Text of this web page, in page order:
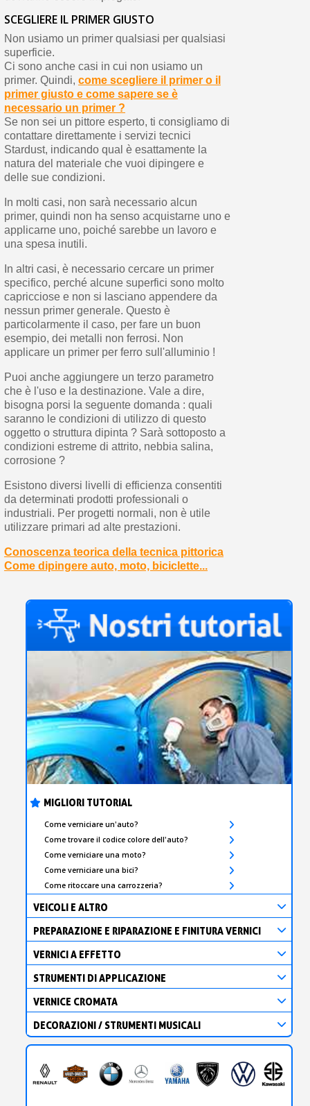
MIGLIORI TUTORIAL
Come verniciare un'auto?
Come trovare il codice colore dell'auto?
Come verniciare una moto?
Come verniciare una bici?
Come ritoccare una carrozzeria?
VEICOLI E ALTRO
PREPARAZIONE E RIPARAZIONE E FINITURA VERNICI
VERNICI A EFFETTO
STRUMENTI DI APPLICAZIONE
VERNICE CROMATA
DECORAZIONI / STRUMENTI MUSICALI
SCEGLIERE IL PRIMER GIUSTO
Non usiamo un primer qualsiasi per qualsiasi
superficie.
Ci sono anche casi in cui non usiamo un
primer. Quindi, come scegliere il primer o il
primer giusto e come sapere se è
necessario un primer ?
Se non sei un pittore esperto, ti consigliamo di
contattare direttamente i servizi tecnici
Stardust, indicando qual è esattamente la
natura del materiale che vuoi dipingere e
delle sue condizioni.
In molti casi, non sarà necessario alcun
primer, quindi non ha senso acquistarne uno e
applicarne uno, poiché sarebbe un lavoro e
una spesa inutili.
In altri casi, è necessario cercare un primer
specifico, perché alcune superfici sono molto
capricciose e non si lasciano appendere da
nessun primer generale. Questo è
particolarmente il caso, per fare un buon
esempio, dei metalli non ferrosi. Non
applicare un primer per ferro sull'alluminio !
Puoi anche aggiungere un terzo parametro
che è l'uso e la destinazione. Vale a dire,
bisogna porsi la seguente domanda : quali
saranno le condizioni di utilizzo di questo
oggetto o struttura dipinta ? Sarà sottoposto a
condizioni estreme di attrito, nebbia salina,
corrosione ?
Esistono diversi livelli di efficienza consentiti
da determinati prodotti professionali o
industriali. Per progetti normali, non è utile
utilizzare primari ad alte prestazioni.
Conoscenza teorica della tecnica pittorica
Come dipingere auto, moto, biciclette...